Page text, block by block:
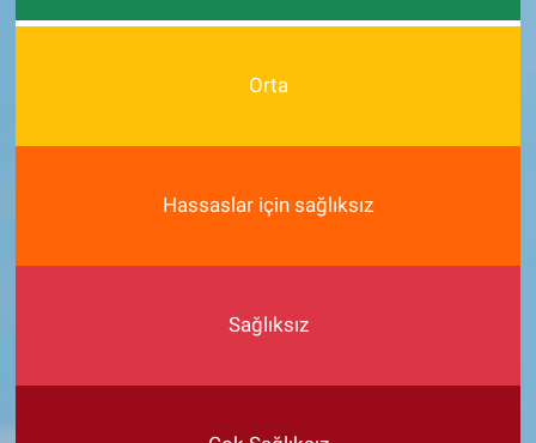
Orta
Hassaslar için sağlıksız
Sağlıksız